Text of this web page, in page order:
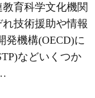
育科学文化機関
技術援助や情報
発機構(OECD)に
などいくつか